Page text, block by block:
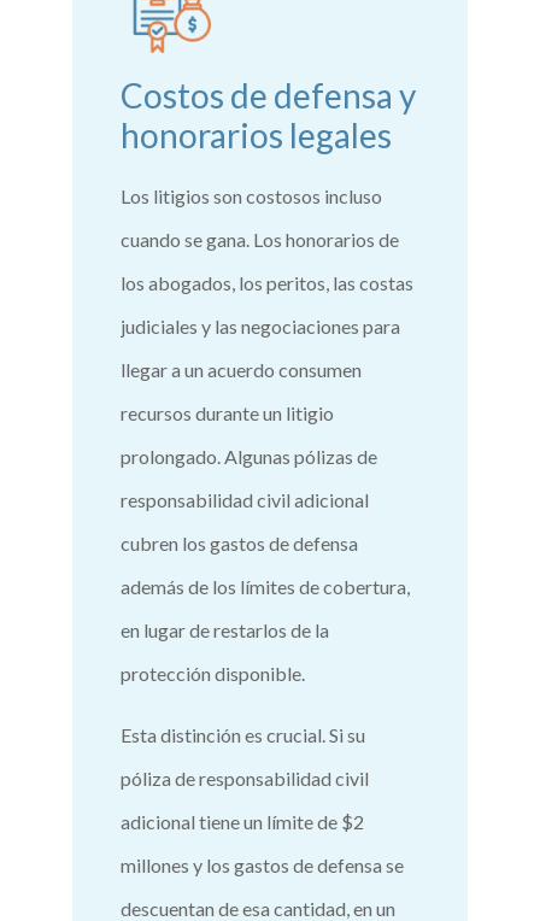
Costos de defensa y
honorarios legales
Los litigios son costosos incluso
cuando se gana. Los honorarios de
los abogados, los peritos, las costas
judiciales y las negociaciones para
llegar a un acuerdo consumen
recursos durante un litigio
prolongado. Algunas pólizas de
responsabilidad civil adicional
cubren los gastos de defensa
además de los límites de cobertura,
en lugar de restarlos de la
protección disponible.
Esta distinción es crucial. Si su
póliza de responsabilidad civil
adicional tiene un límite de $2
millones y los gastos de defensa se
descuentan de esa cantidad, en un